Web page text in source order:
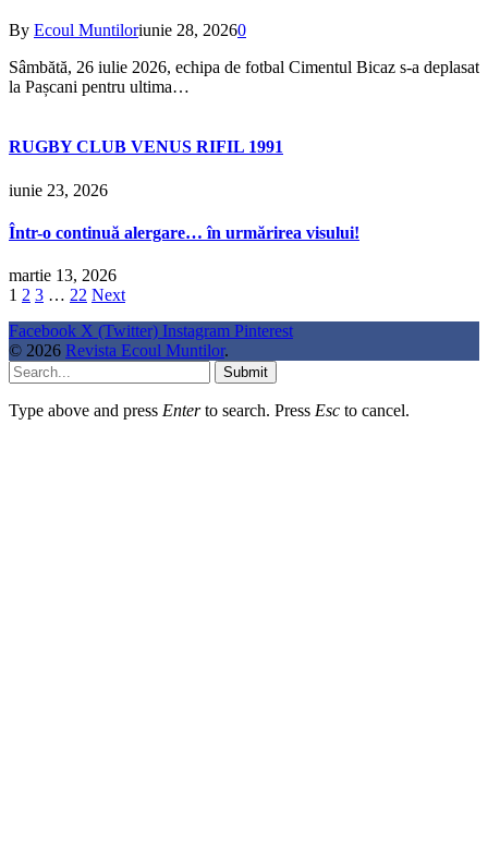
By Ecoul Muntiloriunie 28, 20260
Sâmbătă, 26 iulie 2026, echipa de fotbal Cimentul Bicaz s-a deplasat
la Pașcani pentru ultima…
RUGBY CLUB VENUS RIFIL 1991
iunie 23, 2026
Într-o continuă alergare… în urmărirea visului!
martie 13, 2026
1 2 3 … 22 Next
Facebook X (Twitter) Instagram Pinterest
© 2026 Revista Ecoul Muntilor.
Submit
Type above and press Enterto search. Press Esc to cancel.